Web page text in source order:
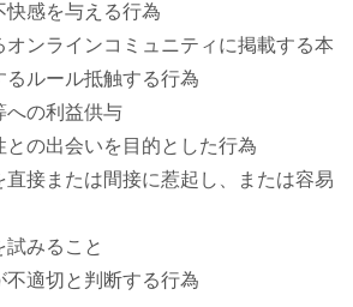
快感を与える行為
オンラインコミュニティに掲載する本
ルール抵触する行為
への利益供与
との出会いを目的とした行為
直接または間接に惹起し、または容易
試みること
不適切と判断する行為